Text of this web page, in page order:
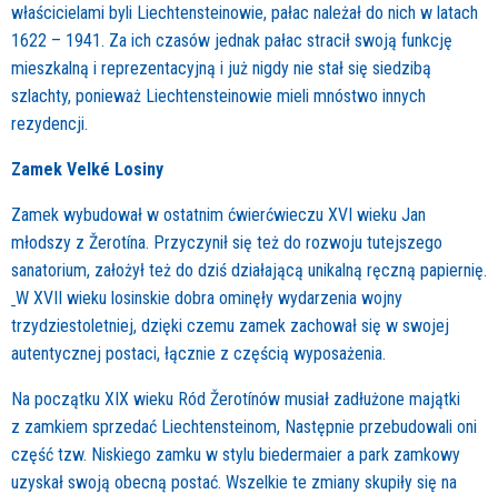
właścicielami byli Liechtensteinowie, pałac należał do nich w latach
1622 – 1941. Za ich czasów jednak pałac stracił swoją funkcję
mieszkalną i reprezentacyjną i już nigdy nie stał się siedzibą
szlachty, ponieważ Liechtensteinowie mieli mnóstwo innych
rezydencji.
Zamek Velké Losiny
Zamek wybudował w ostatnim ćwierćwieczu XVI wieku Jan
młodszy z Žerotína. Przyczynił się też do rozwoju tutejszego
sanatorium, założył też do dziś działającą unikalną ręczną papiernię.
W XVII wieku losinskie dobra ominęły wydarzenia wojny
trzydziestoletniej, dzięki czemu zamek zachował się w swojej
autentycznej postaci, łącznie z częścią wyposażenia.
Na początku XIX wieku Ród Žerotínów musiał zadłużone majątki
z zamkiem sprzedać Liechtensteinom, Następnie przebudowali oni
część tzw. Niskiego zamku w stylu biedermaier a park zamkowy
uzyskał swoją obecną postać. Wszelkie te zmiany skupiły się na